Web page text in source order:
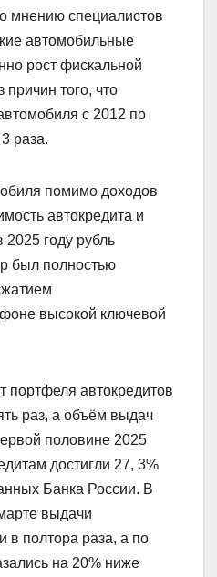
мнению специалистов
автомобильные
рост фискальной
причин того, что
с 2012 по
раза.
помимо доходов
автокредита и
году рубль
был полностью
высокой ключевой
портфеля автокредитов
раз, а объём выдач
половине 2025
достигли 27, 3%
Банка России. В
выдачи
в полтора раза, а по
на 20% ниже